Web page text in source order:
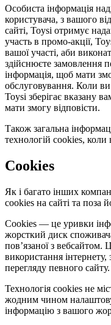
Особиста інформація
користувача, з вашого
сайті, Toysi отримує
участь в промо-акції,
вашої участі, аби
здійснюєте замовлення
інформація, щоб мати
обслуговування. Коли
Toysi зберігає вказану
мати змогу відповісти.
Також загальна
технологій cookies, коли
Cookies
Як і багато інших
cookies на сайті та поза
Cookies — це уривки
жорсткий диск
пов’язаної з
використання інтернету,
перегляду певного сайту.
Технологія cookies не
жодним чином
інформацію з вашого